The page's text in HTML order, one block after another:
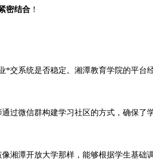
密结合 ！
*交系统是否稳定。湘潭教育学院的平台
过微信群构建学习社区的方式，确保了
湘潭开放大学那样，能够根据学生基础